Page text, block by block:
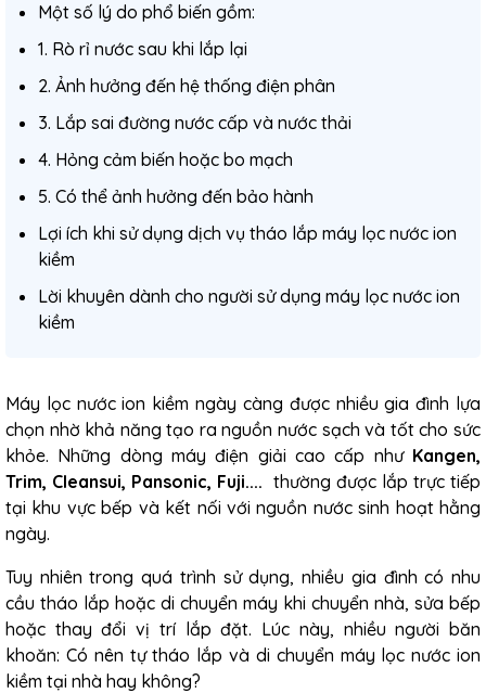
Một số lý do phổ biến gồm:
1. Rò rỉ nước sau khi lắp lại
2. Ảnh hưởng đến hệ thống điện phân
3. Lắp sai đường nước cấp và nước thải
4. Hỏng cảm biến hoặc bo mạch
5. Có thể ảnh hưởng đến bảo hành
Lợi ích khi sử dụng dịch vụ tháo lắp máy lọc nước ion
kiềm
Lời khuyên dành cho người sử dụng máy lọc nước ion
kiềm
Máy lọc nước ion kiềm ngày càng được nhiều gia đình lựa
chọn nhờ khả năng tạo ra nguồn nước sạch và tốt cho sức
khỏe. Những dòng máy điện giải cao cấp như Kangen,
Trim, Cleansui, Pansonic, Fuji.... thường được lắp trực tiếp
tại khu vực bếp và kết nối với nguồn nước sinh hoạt hằng
ngày.
Tuy nhiên trong quá trình sử dụng, nhiều gia đình có nhu
cầu tháo lắp hoặc di chuyển máy khi chuyển nhà, sửa bếp
hoặc thay đổi vị trí lắp đặt. Lúc này, nhiều người băn
khoăn: Có nên tựtháo lắp và di chuyển máy lọc nước ion
kiềm tại nhà hay không?